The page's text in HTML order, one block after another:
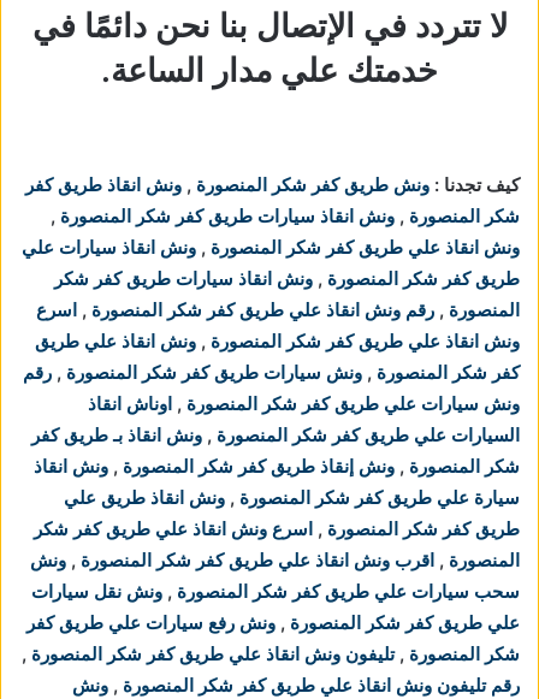
لا تتردد في الإتصال بنا نحن دائمًا في
خدمتك علي مدار الساعة.
كيف تجدنا : ونش طريق كفر شكر المنصورة , ونش انقاذ طريق كفر
شكر المنصورة , ونش انقاذ سيارات طريق كفر شكر المنصورة ,
ونش انقاذ علي طريق كفر شكر المنصورة , ونش انقاذ سيارات علي
طريق كفر شكر المنصورة , ونش انقاذ سيارات طريق كفر شكر
المنصورة , رقم ونش انقاذ علي طريق كفر شكر المنصورة , اسرع
ونش انقاذ علي طريق كفر شكر المنصورة , ونش انقاذ علي طريق
كفر شكر المنصورة , ونش سيارات طريق كفر شكر المنصورة , رقم
ونش سيارات علي طريق كفر شكر المنصورة , اوناش انقاذ
السيارات علي طريق كفر شكر المنصورة , ونش انقاذ بـ طريق كفر
شكر المنصورة , ونش إنقاذ طريق كفر شكر المنصورة , ونش انقاذ
سيارة علي طريق كفر شكر المنصورة , ونش انقاذ طريق علي
طريق كفر شكر المنصورة , اسرع ونش انقاذ علي طريق كفر شكر
المنصورة , اقرب ونش انقاذ علي طريق كفر شكر المنصورة , ونش
سحب سيارات علي طريق كفر شكر المنصورة , ونش نقل سيارات
علي طريق كفر شكر المنصورة , ونش رفع سيارات علي طريق كفر
شكر المنصورة ,تليفون ونش انقاذ علي طريق كفر شكر المنصورة ,
رقم تليفون ونش انقاذ علي طريق كفر شكر المنصورة , ونش